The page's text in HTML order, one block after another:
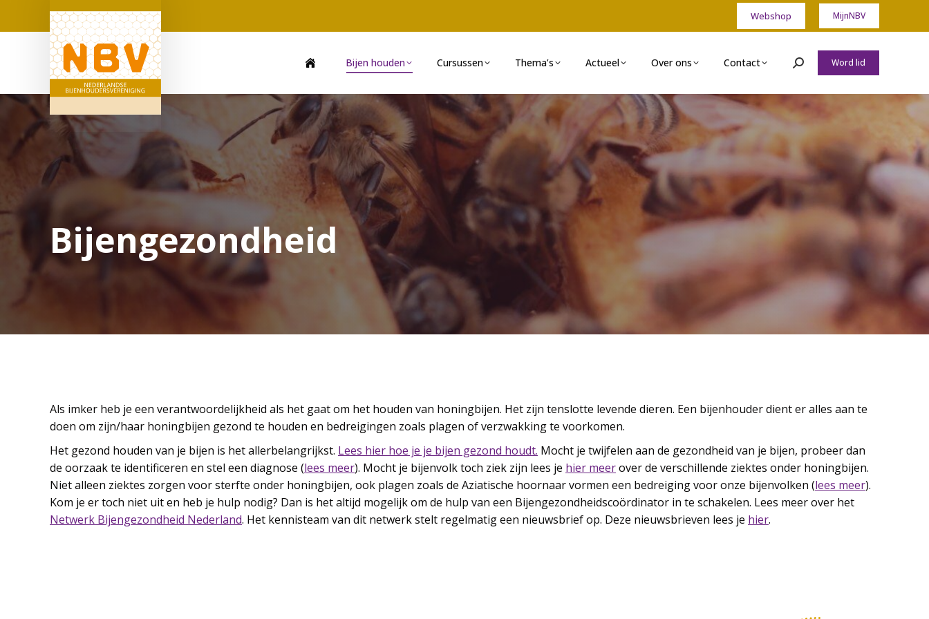
Webshop MijnNBV
Bijen houden Cursussen Thema’s Actueel Over ons Contact Zoeken:Word lid
Bijengezondheid
Als imker heb je een verantwoordelijkheid als het gaat om het houden van honingbijen. Het zijn tenslotte levende dieren. Een bijenhouder dient er alles aan te
doen om zijn/haar honingbijen gezond te houden en bedreigingen zoals plagen of verzwakking te voorkomen.
Het gezond houden van je bijen is het allerbelangrijkst. Lees hier hoe je je bijen gezond houdt. Mocht je twijfelen aan de gezondheid van je bijen, probeer dan
de oorzaak te identificeren en stel een diagnose (lees meer). Mocht je bijenvolk toch ziek zijn lees je hier meerover de verschillende ziektes onder honingbijen.
Niet alleen ziektes zorgen voor sterfte onder honingbijen, ook plagen zoals de Aziatische hoornaar vormen een bedreiging voor onze bijenvolken (lees meer).
Kom je er toch niet uit en heb je hulp nodig? Dan is het altijd mogelijk om de hulp van een Bijengezondheidscoördinator in te schakelen. Lees meer over het
Netwerk Bijengezondheid Nederland. Het kennisteam van dit netwerk stelt regelmatig een nieuwsbrief op. Deze nieuwsbrieven lees je hier.